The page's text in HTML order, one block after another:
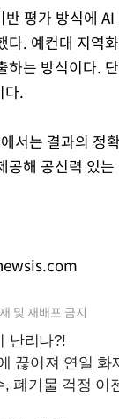
평가 방식에
다. 예컨대 지역
하는 방식이다.
다.
서는 결과의
공해 공신력 있
및 재배포 금지